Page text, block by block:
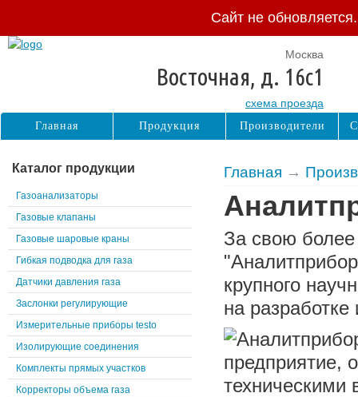
Сайт не
Главная →
За свою
крупного
на разработке
предприятие,
техническими
Каталог продукции
Газоанализаторы
Газовые клапаны
Газовые шаровые краны
Гибкая подводка для газа
Датчики давления газа
Заслонки регулирующие
Измерительные приборы testo
Изолирующие соединения
Комплекты прямых участков
Корректоры объема газа
Москва
Восточная, д. 16с1
схема проезда
Главная Продукция Производители